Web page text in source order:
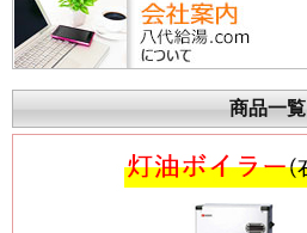
商品一覧